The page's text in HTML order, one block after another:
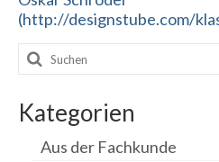
(http://designstube.com/
Suchen
nach:
Kategorien
Aus der Fachkunde